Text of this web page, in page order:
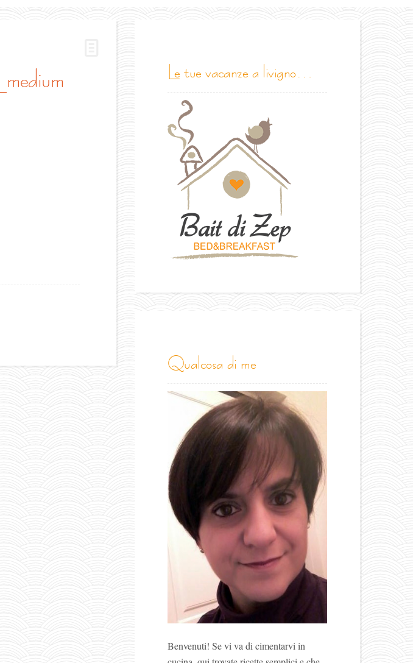
le tue vacanze a livigno…
qualcosa di me
Benvenuti! Se vi va di cimentarvi in